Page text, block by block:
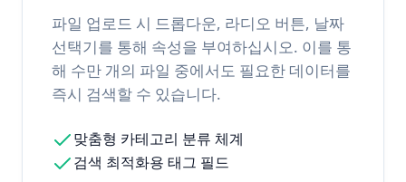
파일 업로드 시 드롭다운, 라디오 버튼, 날짜
선택기를 통해 속성을 부여하십시오. 이를 통
해 수만 개의 파일 중에서도 필요한 데이터를
즉시 검색할 수 있습니다.
맞춤형 카테고리 분류 체계
검색 최적화용 태그 필드